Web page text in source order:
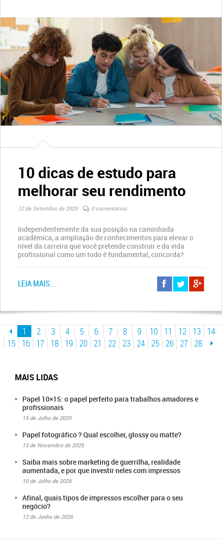
10 dicas de estudo para
melhorar seu rendimento
12 de Setembro de 2025 0 comentários
Independentemente da sua posição na caminhada
acadêmica, a ampliação de conhecimentos para elevar o
nível da carreira que você pretende construir e da vida
profissional como um todo é fundamental, concorda?
LEIA MAIS...
1 2 3 4 5 6 7 8 9 10 11 12 13 14
15 16 17 18 19 20 21 22 23 24 25 26 27 28
MAIS LIDAS
Papel 10×15: o papel perfeito para trabalhos amadores e
profissionais
15 de Julho de 2025
Papel fotográfico ? Qual escolher, glossy ou matte?
13 de Novembro de 2025
Saiba mais sobre marketing de guerrilha, realidade
aumentada, e por que investir neles com impressos
10 de Julho de 2026
Afinal, quais tipos de impressos escolher para o seu
negócio?
12 de Junho de 2026